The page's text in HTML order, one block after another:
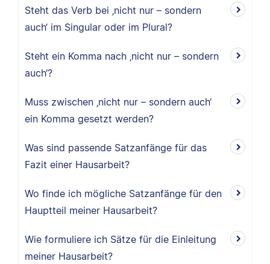
Steht das Verb bei ‚nicht nur – sondern
auch‘ im Singular oder im Plural?
Steht ein Komma nach ‚nicht nur – sondern
auch‘?
Muss zwischen ‚nicht nur – sondern auch‘
ein Komma gesetzt werden?
Was sind passende Satzanfänge für das
Fazit einer Hausarbeit?
Wo finde ich mögliche Satzanfänge für den
Hauptteil meiner Hausarbeit?
Wie formuliere ich Sätze für die Einleitung
meiner Hausarbeit?